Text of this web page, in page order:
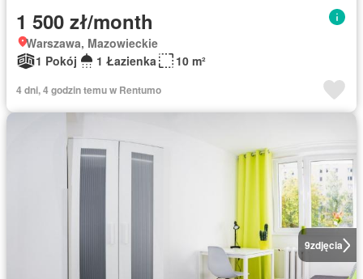
1 500 zł/month
Warszawa, Mazowieckie
1 Pokój
1 Łazienka 10 m²
4 dni, 4 godzin temu w Rentumo
9zdjęcia